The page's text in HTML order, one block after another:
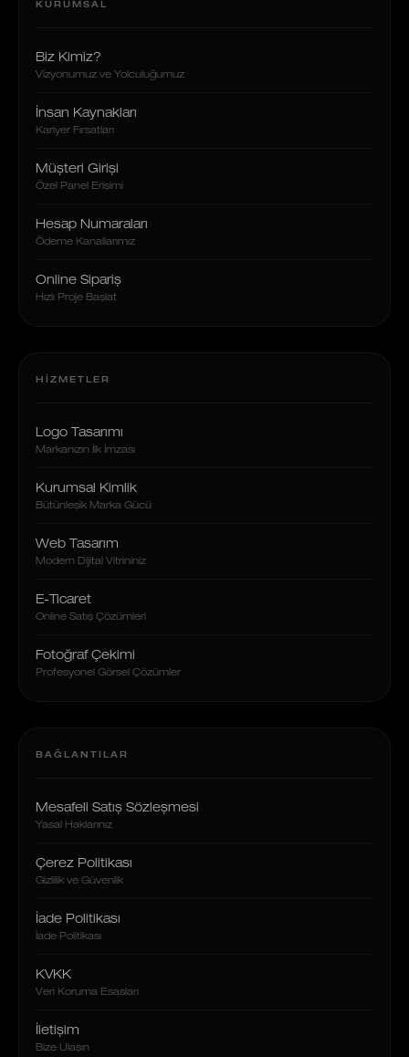
KURUMSAL
Biz Kimiz?
Vizyonumuz ve Yolculuğumuz
İnsan Kaynakları
Kariyer Fırsatları
Müşteri Girişi
Özel Panel Erişimi
Hesap Numaraları
Ödeme Kanallarımız
Online Sipariş
Hızlı Proje Başlat
HIZMETLER
Logo Tasarımı
Markanızın İlk İmzası
Kurumsal Kimlik
Bütünleşik Marka Gücü
Web Tasarım
Modern Dijital Vitrininiz
E-Ticaret
Online Satış Çözümleri
Fotoğraf Çekimi
Profesyonel Görsel Çözümler
BAĞLANTILAR
Mesafeli Satış Sözleşmesi
Yasal Haklarınız
Çerez Politikası
Gizlilik ve Güvenlik
İade Politikası
İade Politikası
KVKK
Veri Koruma Esasları
İletişim
Bize Ulaşın